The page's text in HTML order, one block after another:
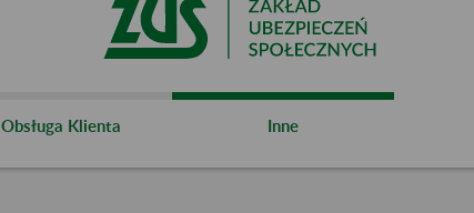
Obsługa Klienta Inne